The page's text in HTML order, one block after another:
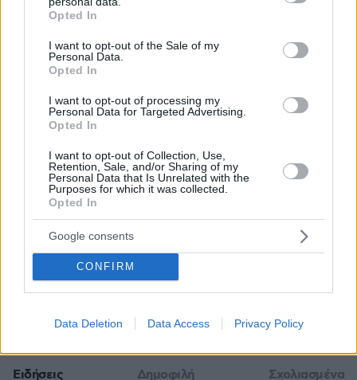
grant or deny consent to Google and its third-party tags to
use your data for below specified purposes in below Google
consent section.
Opted In
I want to opt-out of the Sale of my
Personal Data.
Opted In
I want to opt-out of processing my
Personal Data for Targeted Advertising.
Opted In
I want to opt-out of Collection, Use,
Retention, Sale, and/or Sharing of my
Personal Data that Is Unrelated with the
Purposes for which it was collected.
Opted In
Google consents
CONFIRM
Data Deletion Data Access Privacy Policy
* Υποχρεωτικά πεδία
Ειδήσεις Δημοφιλή Σχολιασμένα